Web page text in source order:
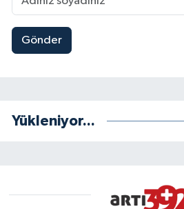
Gönder
Yükleniyor...